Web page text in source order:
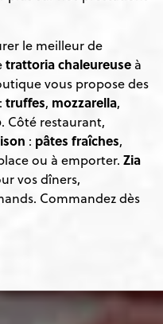
le meilleur de
trattoria chaleureuse à
vous propose des
:truffes, mozzarella,
. Côté restaurant,
: pâtes fraîches,
ou à emporter.Zia
vos dîners,
Commandez dès